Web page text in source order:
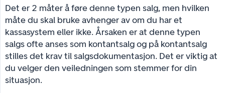
Det er 2 måter å føre denne typen salg, men hvilken
måte du skal bruke avhenger av om du har et
kassasystem eller ikke. Årsaken er at denne typen
salgs ofte anses som kontantsalg og på kontantsalg
stilles det krav til salgsdokumentasjon. Det er viktig at
du velger den veiledningen som stemmer for din
situasjon.